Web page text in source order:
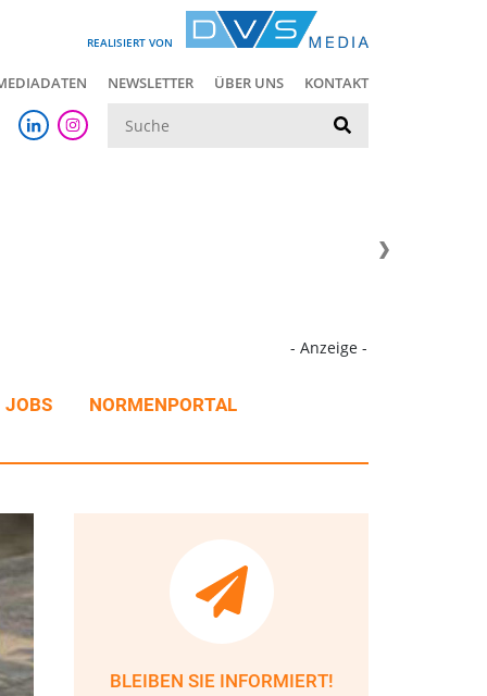
REALISIERT VON
NEWSLETTER ÜBER UNS KONTAKT
- Anzeige -
JOBS NORMENPORTAL
BLEIBEN SIE INFORMIERT!